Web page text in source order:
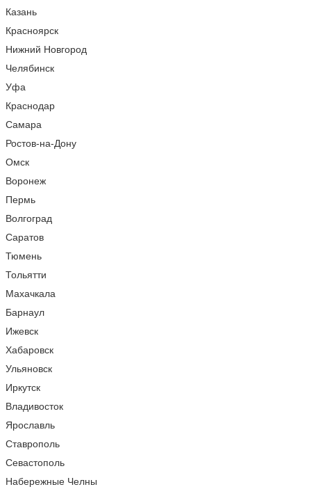
Казань
Красноярск
Нижний Новгород
Челябинск
Уфа
Краснодар
Самара
Ростов-на-Дону
Омск
Воронеж
Пермь
Волгоград
Саратов
Тюмень
Тольятти
Махачкала
Барнаул
Ижевск
Хабаровск
Ульяновск
Иркутск
Владивосток
Ярославль
Ставрополь
Севастополь
Набережные Челны